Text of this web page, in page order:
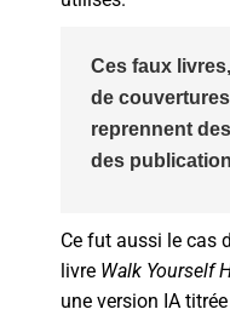
Ces faux
de
reprennent
des
Ce fut aussi le cas
livre Walk Yourself
une version IA titrée